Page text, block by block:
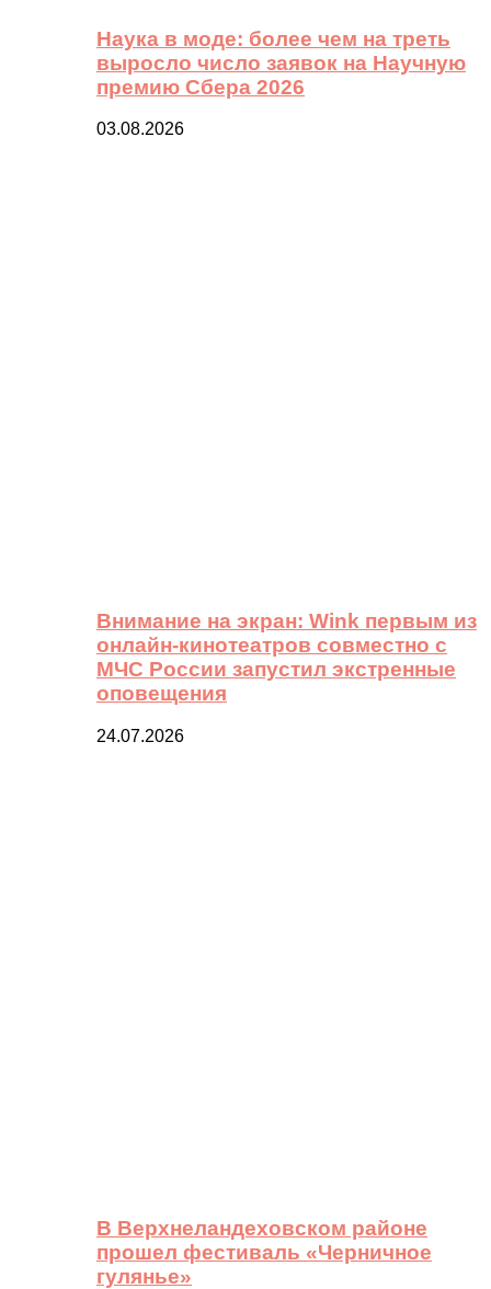
Наука в моде: более чем на треть
выросло число заявок на Научную
премию Сбера 2026
03.08.2026
Внимание на экран: Wink первым из
онлайн-кинотеатров совместно с
МЧС России запустил экстренные
оповещения
24.07.2026
В Верхнеландеховском районе
прошел фестиваль «Черничное
гулянье»